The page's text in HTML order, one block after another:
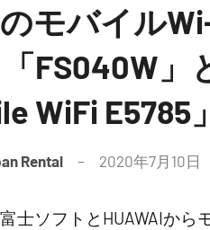
モバイル
FS040W」
WiFi
Rental 2020年7月10日
士ソフトとHUAWAIから